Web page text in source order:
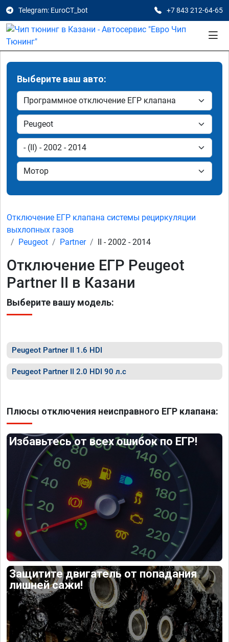
Telegram: EuroCT_bot +7 843 212-64-65
Выберите ваш авто:
Отключение ЕГР клапана системы рециркуляции
выхлопных газов
Peugeot
Partner II - 2002 - 2014
Отключение ЕГР Peugeot
Partner II в Казани
Выберите вашу модель:
Peugeot Partner II 1.6 HDI
Peugeot Partner II 2.0 HDI 90 л.с
Плюсы отключения неисправного ЕГР клапана:
Избавьтесь от всех ошибок по ЕГР!
Защитите двигатель от попадания
лишней сажи!